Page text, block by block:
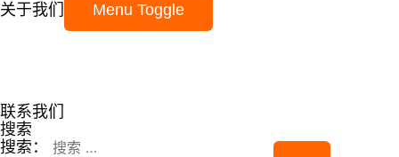
关于我们
Menu Toggle
联系我们
搜索
搜索：